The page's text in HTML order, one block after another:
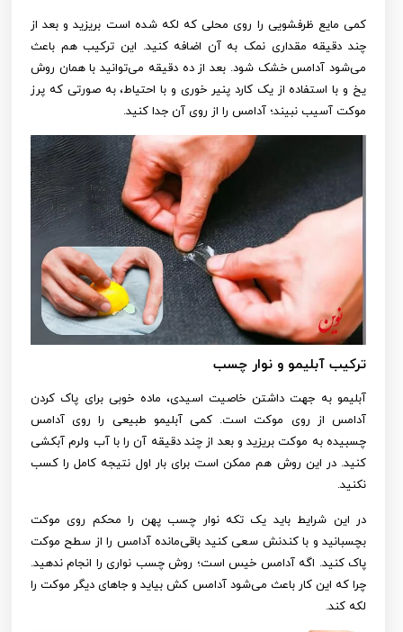
کمی مایع ظرفشویی را روی محلی که لکه شده است بریزید و بعد از
چند دقیقه مقداری نمک به آن اضافه کنید. این ترکیب هم باعث
می‌شود آدامس خشک شود. بعد از ده دقیقه می‌توانید با همان روش
یخ و با استفاده از یک کارد پنیر خوری و با احتیاط، به صورتی که پرز
موکت آسیب نبیند؛ آدامس را از روی آن جدا کنید.
ترکیب آبلیمو و نوار چسب
آبلیمو به جهت داشتن خاصیت اسیدی، ماده خوبی برای پاک کردن
آدامس از روی موکت است. کمی آبلیمو طبیعی را روی آدامس
چسبیده به موکت بریزید و بعد از چند دقیقه آن را با آب ولرم آبکشی
کنید. در این روش هم ممکن است برای بار اول نتیجه کامل را کسب
نکنید.
در این شرایط باید یک تکه نوار چسب پهن را محکم روی موکت
بچسبانید و با کندنش سعی کنید باقی‌مانده آدامس را از سطح موکت
پاک کنید. اگه آدامس خیس است؛ روش چسب نواری را انجام ندهید.
چرا که این کار باعث می‌شود آدامس کش بیاید و جاهای دیگر موکت را
لکه کند.